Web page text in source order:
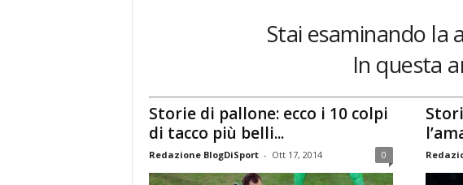
Stai esaminando la
In questa
Storie di pallone: ecco i 10 colpi
di tacco più belli...
Redazione BlogDiSport - Ott 17, 2014 0